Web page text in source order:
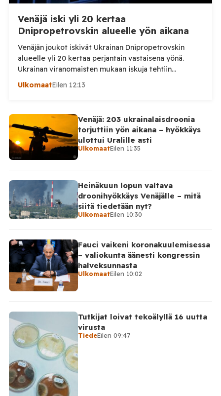
Venäjä iski yli 20 kertaa
Dnipropetrovskin alueelle yön aikana
Venäjän joukot iskivät Ukrainan Dnipropetrovskin
alueelle yli 20 kertaa perjantain vastaisena yönä.
Ukrainan viranomaisten mukaan iskuja tehtiin
drooneilla ja tykistöllä viidelle eri alueelle.
kertoi perjantaiaamuna 7. elokuuta julkaisemassaan
Telegram-päivityksessä, että Venäjän joukot
hyökkäsivät yön aikana yli 20 kertaa viidelle alueelle.
Nikopolin alueella iskuja kohdistui Nikopolin
kaupunkiin sekä […]
UlkomaatEilen 12:13
Venäjä: 203 ukrainalaisdroonia
torjuttiin yön aikana – hyökkäys
ulottui Uralille asti
UlkomaatEilen 11:35
Heinäkuun lopun valtava
droonihyökkäys Venäjälle – mitä
siitä tiedetään nyt?
UlkomaatEilen 10:30
Fauci vaikeni koronakuulemisessa
– valiokunta äänesti kongressin
halveksunnasta
UlkomaatEilen 10:02
Tutkijat loivat tekoälyllä 16 uutta
virusta
TiedeEilen 09:47